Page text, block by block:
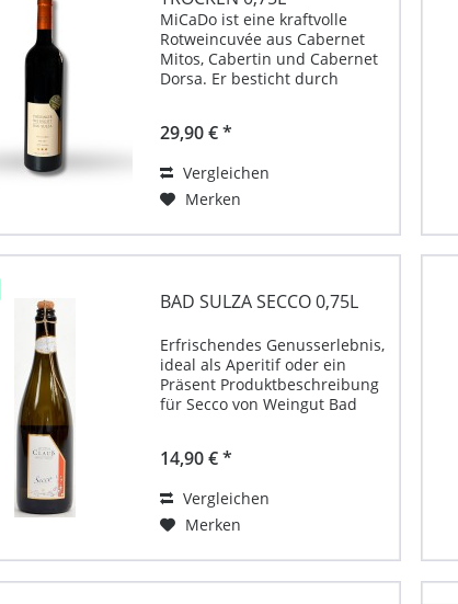
MiCaDo ist eine kraftvolle
Rotweincuvée aus Cabernet
Mitos, Cabertin und Cabernet
Dorsa. Er besticht durch
von dunklen Waldfrüchten,
Vanille-, Röstaromen und...
29,90 € *
Vergleichen
Merken
BAD SULZA SECCO 0,75L
Erfrischendes Genusserlebnis,
ideal als Aperitif oder ein
Präsent Produktbeschreibung
für Secco von Weingut Bad
GmbH Sonnendorf 17, 99518
Produktinformationen:...
14,90 € *
Vergleichen
Merken